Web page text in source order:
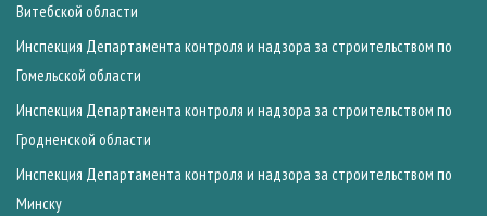
Витебской области
Инспекция Департамента контроля и надзора за строительством по
Гомельской области
Инспекция Департамента контроля и надзора за строительством по
Гродненской области
Инспекция Департамента контроля и надзора за строительством по
Минску